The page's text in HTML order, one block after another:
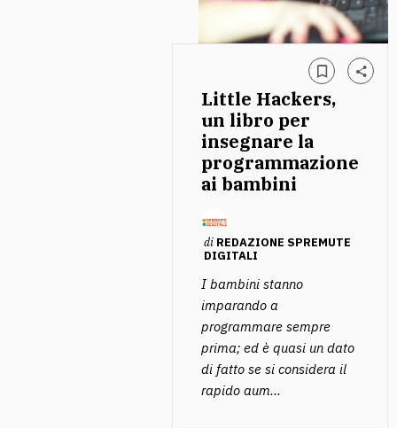
Little Hackers,
un libro per
insegnare la
programmazione
ai bambini
di REDAZIONE SPREMUTE
DIGITALI
I bambini stanno
imparando a
programmare sempre
prima; ed è quasi un dato
di fatto se si considera il
rapido aum...